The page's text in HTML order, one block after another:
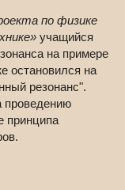
по физике
учащийся
на примере
остановился на
резонанс".
проведению
принципа